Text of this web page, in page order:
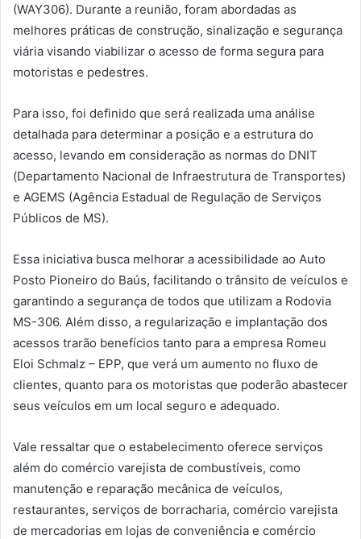
(WAY306). Durante a reunião, foram abordadas as
melhores práticas de construção, sinalização e segurança
viária visando viabilizar o acesso de forma segura para
motoristas e pedestres.
Para isso, foi definido que será realizada uma análise
detalhada para determinar a posição e a estrutura do
acesso, levando em consideração as normas do DNIT
(Departamento Nacional de Infraestrutura de Transportes)
e AGEMS (Agência Estadual de Regulação de Serviços
Públicos de MS).
Essa iniciativa busca melhorar a acessibilidade ao Auto
Posto Pioneiro do Baús, facilitando o trânsito de veículos e
garantindo a segurança de todos que utilizam a Rodovia
MS-306. Além disso, a regularização e implantação dos
acessos trarão benefícios tanto para a empresa Romeu
Eloi Schmalz – EPP, que verá um aumento no fluxo de
clientes, quanto para os motoristas que poderão abastecer
seus veículos em um local seguro e adequado.
Vale ressaltar que o estabelecimento oferece serviços
além do comércio varejista de combustíveis, como
manutenção e reparação mecânica de veículos,
restaurantes, serviços de borracharia, comércio varejista
de mercadorias em lojas de conveniência e comércio